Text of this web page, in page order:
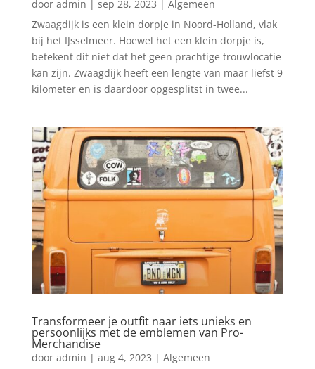
door admin sep 28, 2023
Algemeen
Zwaagdijk is een klein dorpje in Noord-Holland, vlak
bij het IJsselmeer. Hoewel het een klein dorpje is,
betekent dit niet dat het geen prachtige trouwlocatie
kan zijn. Zwaagdijk heeft een lengte van maar liefst 9
kilometer en is daardoor opgesplitst in twee...
Transformeer je outfit naar iets unieks en
persoonlijks met de emblemen van Pro-
Merchandise
door admin | aug 4, 2023 | Algemeen